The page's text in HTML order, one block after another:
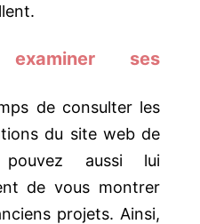
ses
de consulter les
du site web de
pouvez aussi lui
de vous montrer
projets. Ainsi,